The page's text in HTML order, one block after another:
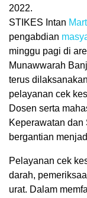
2022.
STIKES Intan
pengabdian
minggu pagi di
Munawwarah
terus
pelayanan cek
Dosen serta
Keperawatan
bergantian
Pelayanan cek
darah,
urat. Dalam